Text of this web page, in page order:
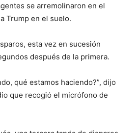
se arremolinaron en el
Trump en el suelo.
esta vez en sucesión
después de la primera.
qué estamos haciendo?”, dijo
que recogió el micrófono de